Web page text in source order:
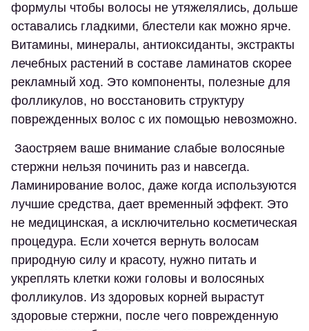
формулы чтобы волосы не утяжелялись, дольше
оставались гладкими, блестели как можно ярче.
Витамины, минералы, антиоксиданты, экстракты
лечебных растений в составе ламинатов скорее
рекламный ход. Это компоненты, полезные для
фолликулов, но восстановить структуру
поврежденных волос с их помощью невозможно.
Заостряем ваше внимание слабые волосяные
стержни нельзя починить раз и навсегда.
Ламинирование волос, даже когда используются
лучшие средства, дает временный эффект. Это
не медицинская, а исключительно косметическая
процедура. Если хочется вернуть волосам
природную силу и красоту, нужно питать и
укреплять клетки кожи головы и волосяных
фолликулов. Из здоровых корней вырастут
здоровые стержни, после чего поврежденную